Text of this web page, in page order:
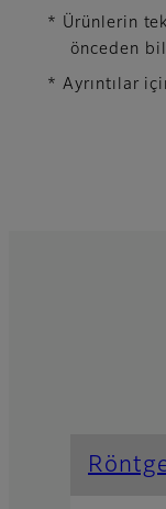
* Ürünlerin
önceden
* Ayrıntılar